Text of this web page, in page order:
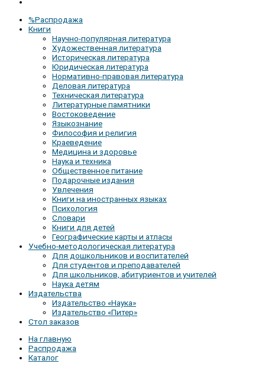
%Распродажа
Книги
Научно-популярная литература
Художественная литература
Историческая литература
Юридическая литература
Нормативно-правовая литература
Деловая литература
Техническая литература
Литературные памятники
Востоковедение
Языкознание
Философия и религия
Краеведение
Медицина и здоровье
Наука и техника
Общественное питание
Подарочные издания
Увлечения
Книги на иностранных языках
Психология
Словари
Книги для детей
Географические карты и атласы
Учебно-методологическая литература
Для дошкольников и воспитателей
Для студентов и преподавателей
Для школьников, абитуриентов и учителей
Наука детям
Издательства
Издательство «Наука»
Издательство «Питер»
Стол заказов
На главную
Распродажа
Каталог